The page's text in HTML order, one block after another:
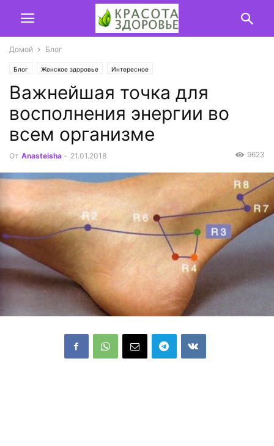
Домой Блог
Блог Женское здоровье Интересное
Важнейшая точка для
восполнения энергии во
всем организме
От Anasteisha - 21.01.2018 9623